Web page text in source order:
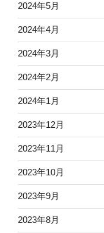
2024年5月
2024年4月
2024年3月
2024年2月
2024年1月
2023年12月
2023年11月
2023年10月
2023年9月
2023年8月